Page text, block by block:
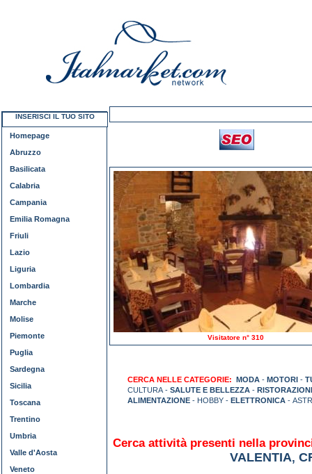
Visitatore n° 310
CERCA NELLE CATEGORIE: MODA - MOTORI -
CULTURA - SALUTE E BELLEZZA -
ALIMENTAZIONE - HOBBY - ELETTRONICA -
Cerca attività presenti nella
VALENTIA,
INSERISCI IL TUO SITO
Homepage
Abruzzo
Basilicata
Calabria
Campania
Emilia Romagna
Friuli
Lazio
Liguria
Lombardia
Marche
Molise
Piemonte
Puglia
Sardegna
Sicilia
Toscana
Trentino
Umbria
Valle d'Aosta
Veneto